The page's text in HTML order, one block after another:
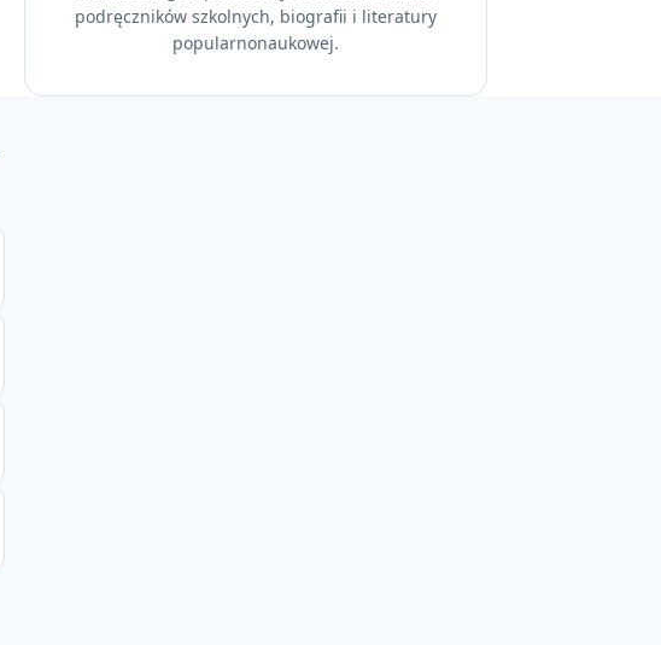
podręczników szkolnych, biografii i literatury
popularnonaukowej.